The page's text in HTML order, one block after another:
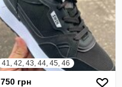
41, 42, 43, 44, 45, 46
750 грн